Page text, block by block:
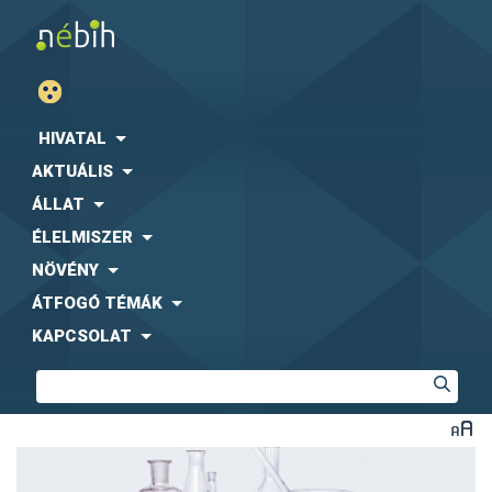
HIVATAL
AKTUÁLIS
ÁLLAT
ÉLELMISZER
NÖVÉNY
ÁTFOGÓ TÉMÁK
KAPCSOLAT